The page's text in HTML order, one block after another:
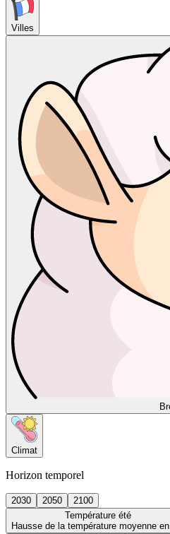
Villes
Climat
Horizon temporel
2030 2050
2100
Température été
Hausse de la température moyenne